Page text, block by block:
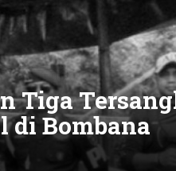
Tiga
di Bombana